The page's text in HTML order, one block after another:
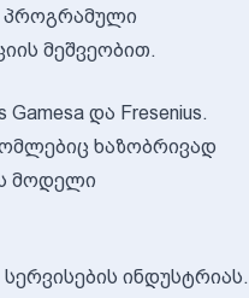
პროგრამული
მეშვეობით.
და Fresenius.
ხაზობრივად
მოდელი
ინდუსტრიას.